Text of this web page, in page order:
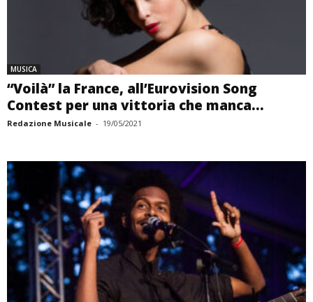
MUSICA
“Voilà” la France, all’Eurovision Song
Contest per una vittoria che manca...
Redazione Musicale - 19/05/2021